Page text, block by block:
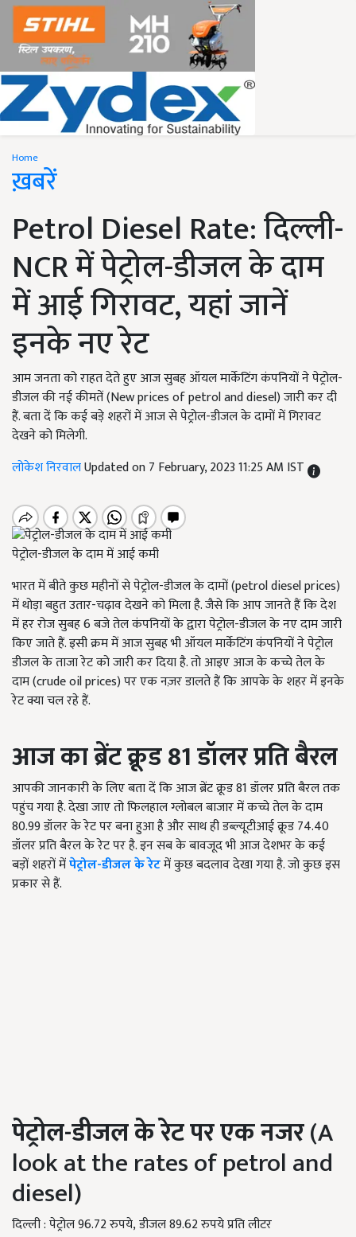
Home
ख़बरें
Petrol Diesel Rate: दिल्ली-
NCR में पेट्रोल-डीजल के दाम
में आई गिरावट, यहां जानें
इनके नए रेट
आम जनता को राहत देते हुए आज सुबह ऑयल मार्केटिंग कंपनियों ने पेट्रोल-
डीजल की नई कीमतें (New prices of petrol and diesel) जारी कर दी
हैं. बता दें कि कई बड़े शहरों में आज से पेट्रोल-डीजल के दामों में गिरावट
देखने को मिलेगी.
लोकेश निरवालUpdated on 7 February, 2023 11:25 AM IST
पेट्रोल-डीजल के दाम में आई कमी
भारत में बीते कुछ महीनों से पेट्रोल-डीजल के दामों (petrol diesel prices)
में थोड़ा बहुत उतार-चढ़ाव देखने को मिला है. जैसे कि आप जानते हैं कि देश
में हर रोज सुबह 6 बजे तेल कंपनियों के द्वारा पेट्रोल-डीजल के नए दाम जारी
किए जाते हैं. इसी क्रम में आज सुबह भी ऑयल मार्केटिंग कंपनियों ने पेट्रोल
डीजल के ताजा रेट को जारी कर दिया है. तो आइए आज के कच्चे तेल के
दाम (crude oil prices) पर एक नज़र डालते हैं कि आपके के शहर में इनके
रेट क्या चल रहे हैं.
आज का ब्रेंट क्रूड 81 डॉलर प्रति बैरल
आपकी जानकारी के लिए बता दें कि आज ब्रेंट क्रूड 81 डॉलर प्रति बैरल तक
पहुंच गया है. देखा जाए तो फिलहाल ग्लोबल बाजार में कच्चे तेल के दाम
80.99 डॉलर के रेट पर बना हुआ है और साथ ही डब्ल्यूटीआई क्रूड 74.40
डॉलर प्रति बैरल के रेट पर है. इन सब के बावजूद भी आज देशभर के कई
बड़ों शहरों मेंपेट्रोल-डीजल के रेटमें कुछ बदलाव देखा गया है. जो कुछ इस
प्रकार से हैं.
पेट्रोल-डीजल के रेट पर एक नजर(A
look at the rates of petrol and
diesel)
दिल्ली:पेट्रोल 96.72 रुपये,डीजल 89.62 रुपये प्रति लीटर